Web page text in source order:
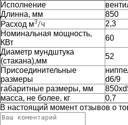
Исполнение
Длинна, мм
850
Расход м3/ч
2,3
Номинальная мощность,
КВт
60
Диаметр мундштука
(стакана),мм
52
Присоединительные
размеры
d6/9
габаритные размеры, мм
масса, не более, кг
0,7
В настоящий момент отзывов о